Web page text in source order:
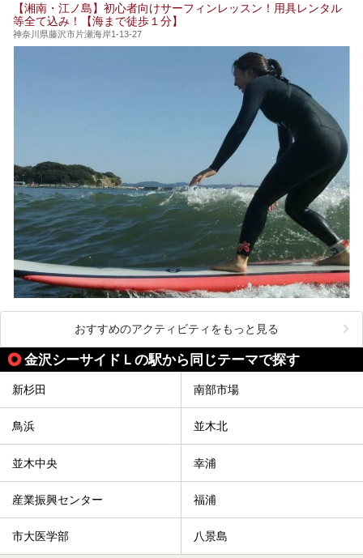
今回は日帰り温泉としての「絶景日帰り温泉 龍宮殿本館
（以下、龍宮殿本館）」と、旅館としての「箱根 芦ノ湖畔
蛸川温泉 龍宮殿（以下、龍宮殿）」の両方の魅力をたっぷ
りお伝えします！
ここは箱根神社、九頭龍神社、白龍神社、箱根元宮と箱根の
4つの神社に囲まれたパワースポットです。
提供元：株式会社西武・プリンスホテルズワールドワイド
この記事は箱根 芦ノ湖畔蛸川温泉 龍宮殿のPR記事です。
【湘南・江ノ島】初心者向けサーフィンレッスン！用具レンタル
等全て込み！【海まで徒歩１分】
神奈川県藤沢市片瀬海岸1-13-27
おすすめのアクティビティをもっと見る
金沢シーサイドＬの駅から同じテーマで探す
新杉田 南部市場
鳥浜 並木北
並木中央 幸浦
産業振興センター 福浦
市大医学部 八景島